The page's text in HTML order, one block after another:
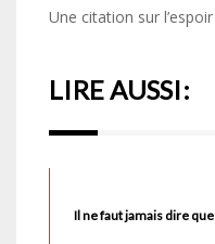
Une citation sur l’espoir
LIRE AUSSI:
Il ne faut jamais dire que